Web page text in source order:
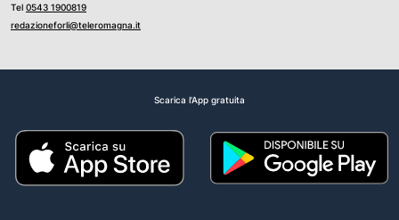
Tel 0543 1900819
redazioneforli@teleromagna.it
Scarica l'App gratuita